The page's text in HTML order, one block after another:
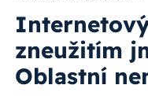
zneužitím
Oblastní